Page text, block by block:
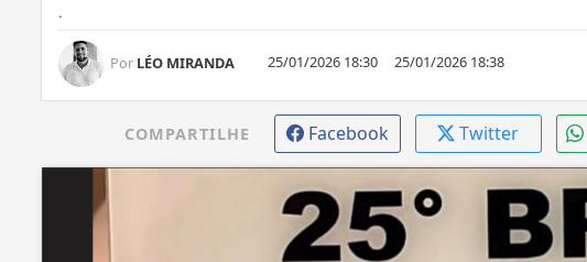
.
Por LÉO MIRANDA 25/01/2026 18:30 25/01/2026 18:38
COMPARTILHE Facebook Twitter